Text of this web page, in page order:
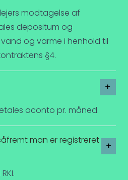
modtagelse af
depositum og
og varme i henhold til
§4.
aconto pr. måned.
man er registreret